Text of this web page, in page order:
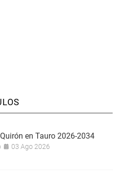
en Tauro 2026-2034
03 Ago 2026